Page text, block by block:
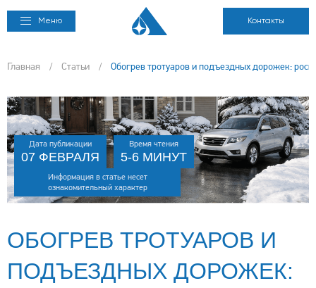
Меню Контакты
Главная / Статьи / Обогрев тротуаров и подъездных дорожек:
Дата публикации
07 ФЕВРАЛЯ
Время чтения
5-6 МИНУТ
Информация в статье несет
ознакомительный характер
ОБОГРЕВ ТРОТУАРОВ И
ПОДЪЕЗДНЫХ ДОРОЖЕК: